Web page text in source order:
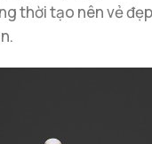
thời tạo nên vẻ